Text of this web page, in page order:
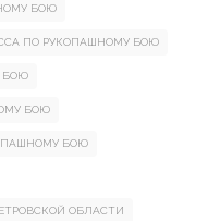
БОЮ
ПО РУКОПАШНОМУ БОЮ
БОЮ
БОЮ
БОЮ
ОБЛАСТИ